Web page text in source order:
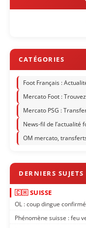
Foot Français :
Mercato Foot :
Mercato PSG :
News-fil de l’actualité
OM mercato,
🇨🇭 SUISSE
OL : coup dingue
Phénomène suisse : feu